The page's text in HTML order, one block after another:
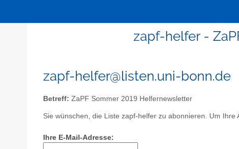
zapf-helfer -
zapf-helfer@listen.uni-bonn.de
Betreff: ZaPF Sommer 2019 Helfernewsletter
Sie wünschen, die Liste zapf-helfer zu abonnieren. Um
Ihre E-Mail-Adresse: